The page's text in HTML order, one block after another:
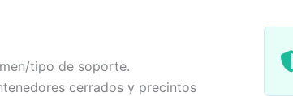
tipo de soporte.
cerrados y precintos